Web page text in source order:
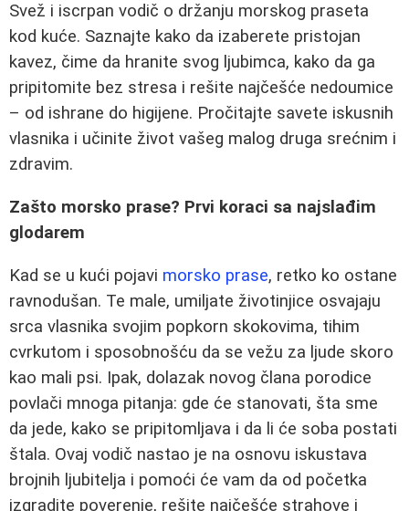
Svež i iscrpan vodič o držanju morskog praseta
kod kuće. Saznajte kako da izaberete pristojan
kavez, čime da hranite svog ljubimca, kako da ga
pripitomite bez stresa i rešite najčešće nedoumice
– od ishrane do higijene. Pročitajte savete iskusnih
vlasnika i učinite život vašeg malog druga srećnim i
zdravim.
Zašto morsko prase? Prvi koraci sa najslađim
glodarem
Kad se u kući pojavi morsko prase, retko ko ostane
ravnodušan. Te male, umiljate životinjice osvajaju
srca vlasnika svojim popkorn skokovima, tihim
cvrkutom i sposobnošću da se vežu za ljude skoro
kao mali psi. Ipak, dolazak novog člana porodice
povlači mnoga pitanja: gde će stanovati, šta sme
da jede, kako se pripitomljava i da li će soba postati
štala. Ovaj vodič nastao je na osnovu iskustava
brojnih ljubitelja i pomoći će vam da od početka
izgradite poverenje, rešite najčešće strahove i